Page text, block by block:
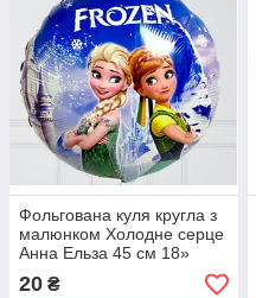
Фольгована куля кругла з
малюнком Холодне серце
Анна Ельза 45 см 18»
20 ₴